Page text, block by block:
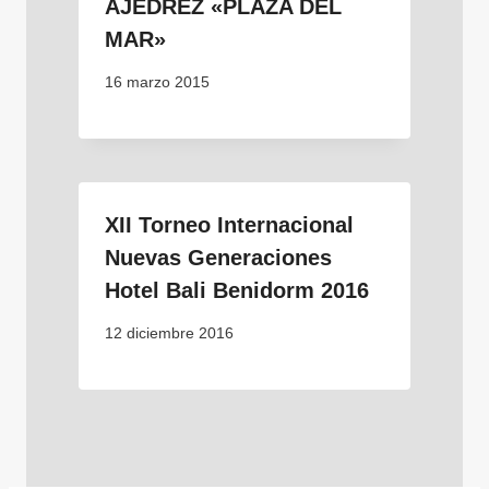
AJEDREZ «PLAZA DEL
MAR»
16 marzo 2015
XII Torneo Internacional
Nuevas Generaciones
Hotel Bali Benidorm 2016
12 diciembre 2016